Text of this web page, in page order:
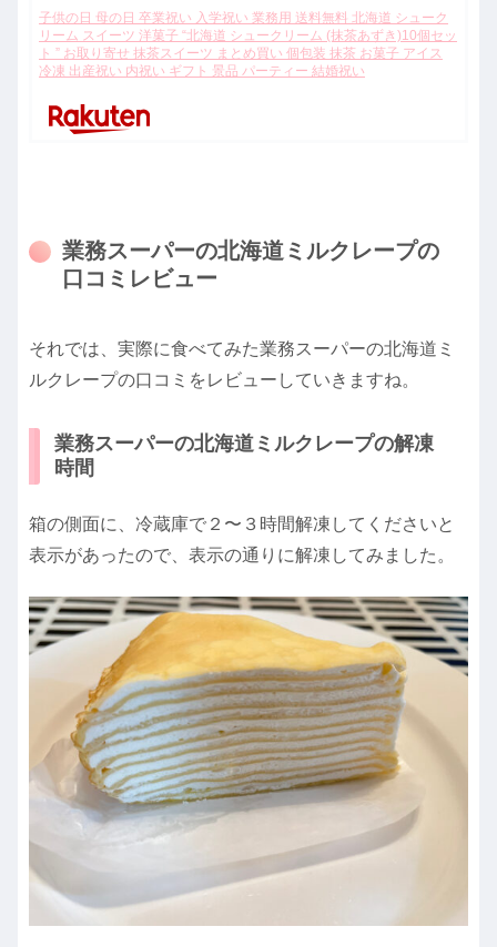
子供の日 母の日 卒業祝い 入学祝い 業務用 送料無料 北海道 シューク
リーム スイーツ 洋菓子 “北海道 シュークリーム (抹茶あずき)10個セッ
ト ” お取り寄せ 抹茶スイーツ まとめ買い 個包装 抹茶 お菓子 アイス
冷凍 出産祝い 内祝い ギフト 景品 パーティー 結婚祝い
業務スーパーの北海道ミルクレープの
口コミレビュー
それでは、実際に食べてみた業務スーパーの北海道ミ
ルクレープの口コミをレビューしていきますね。
業務スーパーの北海道ミルクレープの解凍
時間
箱の側面に、冷蔵庫で２〜３時間解凍してくださいと
表示があったので、表示の通りに解凍してみました。